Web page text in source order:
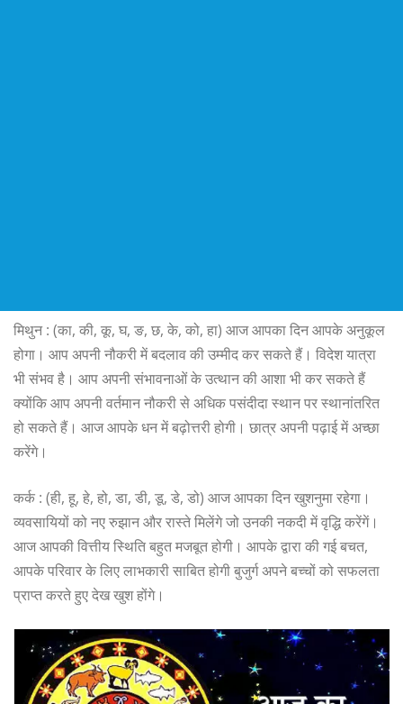
मिथुन : (का, की, कू, घ, ङ, छ, के, को, हा) आज आपका दिन आपके अनुकूल
होगा। आप अपनी नौकरी में बदलाव की उम्मीद कर सकते हैं। विदेश यात्रा
भी संभव है। आप अपनी संभावनाओं के उत्थान की आशा भी कर सकते हैं
क्योंकि आप अपनी वर्तमान नौकरी से अधिक पसंदीदा स्थान पर स्थानांतरित
हो सकते हैं। आज आपके धन में बढ़ोत्तरी होगी। छात्र अपनी पढ़ाई में अच्छा
करेंगे।
कर्क : (ही, हू, हे, हो, डा, डी, डू, डे, डो) आज आपका दिन खुशनुमा रहेगा।
व्यवसायियों को नए रुझान और रास्ते मिलेंगे जो उनकी नकदी में वृद्धि करेंगें।
आज आपकी वित्तीय स्थिति बहुत मजबूत होगी। आपके द्वारा की गई बचत,
आपके परिवार के लिए लाभकारी साबित होगी बुजुर्ग अपने बच्चों को सफलता
प्राप्त करते हुए देख खुश होंगे।